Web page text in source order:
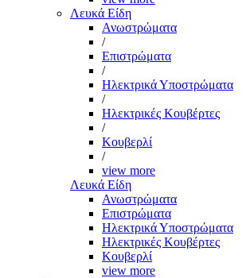
Λευκά Είδη
Ανωστρώματα
/
Επιστρώματα
/
Ηλεκτρικά Υποστρώματα
/
Ηλεκτρικές Κουβέρτες
/
Κουβερλί
/
view more
Λευκά Είδη
Ανωστρώματα
Επιστρώματα
Ηλεκτρικά Υποστρώματα
Ηλεκτρικές Κουβέρτες
Κουβερλί
view more